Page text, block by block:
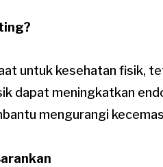
untuk kesehatan fisik,
dapat meningkatkan
mengurangi